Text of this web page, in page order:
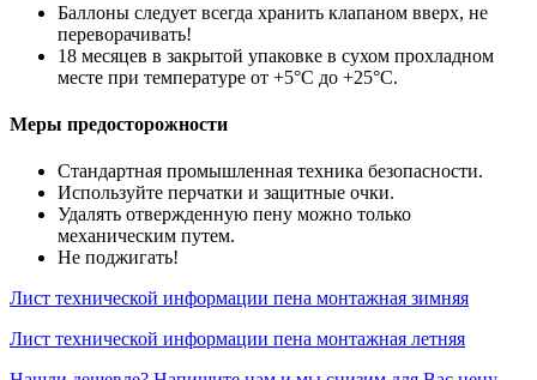
Баллоны следует всегда хранить клапаном вверх, не
переворачивать!
18 месяцев в закрытой упаковке в сухом прохладном
месте при температуре от +5°C до +25°C.
Меры предосторожности
Стандартная промышленная техника безопасности.
Используйте перчатки и защитные очки.
Удалять отвержденную пену можно только
механическим путем.
Не поджигать!
Лист технической информации пена монтажная зимняя
Лист технической информации пена монтажная летняя